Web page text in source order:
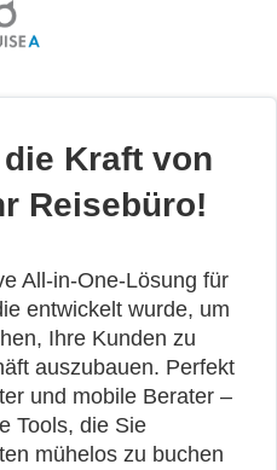
Kraft von
Reisebüro!
All-in-One-Lösung für
entwickelt wurde, um
Ihre Kunden zu
auszubauen. Perfekt
und mobile Berater –
Tools, die Sie
mühelos zu buchen